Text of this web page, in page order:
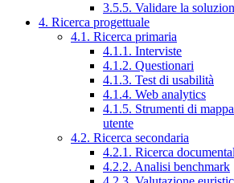
3.5.5. Validare la
4. Ricerca progettuale
4.1. Ricerca primaria
4.1.1. Interviste
4.1.2. Questionari
4.1.3. Test di usabilità
4.1.4. Web analytics
4.1.5. Strumenti di
utente
4.2. Ricerca secondaria
4.2.1. Ricerca
4.2.2. Analisi benchmark